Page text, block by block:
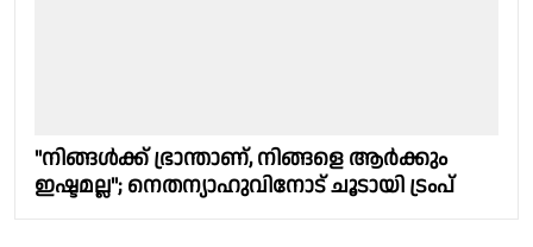
"നിങ്ങൾക്ക് ഭ്രാന്താണ്, നിങ്ങളെ ആർക്കും
ഇഷ്ടമല്ല"; നെതന്യാഹുവിനോട് ചൂടായി ട്രംപ്